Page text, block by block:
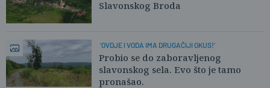
Slavonskog Broda
'OVDJE I VODA IMA DRUGAČIJI OKUS!'
Probio se do zaboravljenog
slavonskog sela. Evo što je tamo
pronašao.